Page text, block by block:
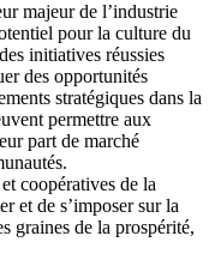
majeur de l’industrie
pour la culture du
initiatives réussies
des opportunités
stratégiques dans la
permettre aux
part de marché
coopératives de la
et de s’imposer sur la
graines de la prospérité,